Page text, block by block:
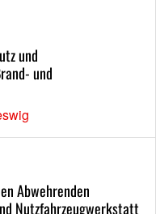
und
und
Abwehrenden
Nutzfahrzeugwerkstatt